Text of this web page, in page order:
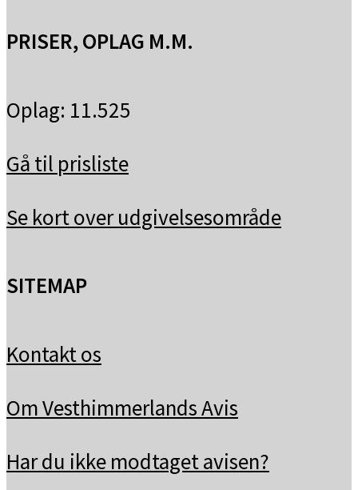
PRISER, OPLAG M.M.
Oplag: 11.525
Gå til prisliste
Se kort over udgivelsesområde
SITEMAP
Kontakt os
Om Vesthimmerlands Avis
Har du ikke modtaget avisen?